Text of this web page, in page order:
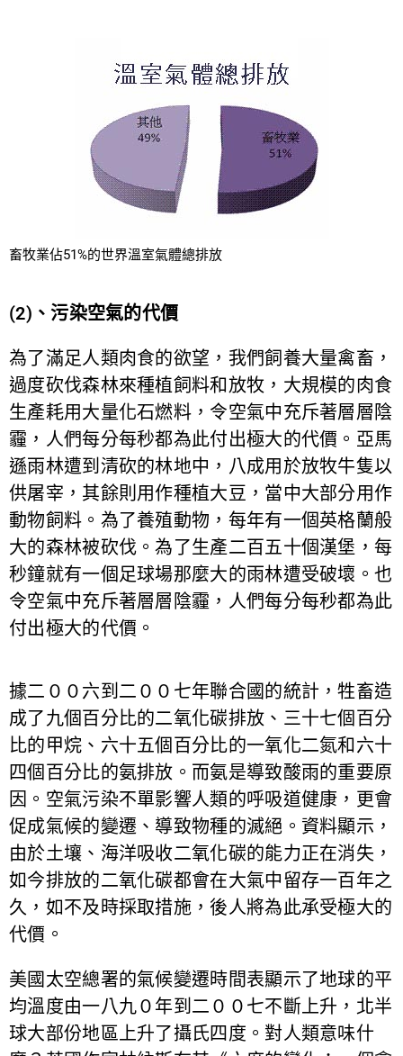
畜牧業佔51%的世界溫室氣體總排放
(2)、污染空氣的代價
為了滿足人類肉食的欲望，我們飼養大量禽畜，
過度砍伐森林來種植飼料和放牧，大規模的肉食
生產耗用大量化石燃料，令空氣中充斥著層層陰
霾，人們每分每秒都為此付出極大的代價。亞馬
遜雨林遭到清砍的林地中，八成用於放牧牛隻以
供屠宰，其餘則用作種植大豆，當中大部分用作
動物飼料。為了養殖動物，每年有一個英格蘭般
大的森林被砍伐。為了生產二百五十個漢堡，每
秒鐘就有一個足球場那麼大的雨林遭受破壞。也
令空氣中充斥著層層陰霾，人們每分每秒都為此
付出極大的代價。
據二００六到二００七年聯合國的統計，牲畜造
成了九個百分比的二氧化碳排放、三十七個百分
比的甲烷、六十五個百分比的一氧化二氮和六十
四個百分比的氨排放。而氨是導致酸雨的重要原
因。空氣污染不單影響人類的呼吸道健康，更會
促成氣候的變遷、導致物種的滅絕。資料顯示，
由於土壤、海洋吸收二氧化碳的能力正在消失，
如今排放的二氧化碳都會在大氣中留存一百年之
久，如不及時採取措施，後人將為此承受極大的
代價。
美國太空總署的氣候變遷時間表顯示了地球的平
均溫度由一八九０年到二００七不斷上升，北半
球大部份地區上升了攝氏四度。對人類意味什